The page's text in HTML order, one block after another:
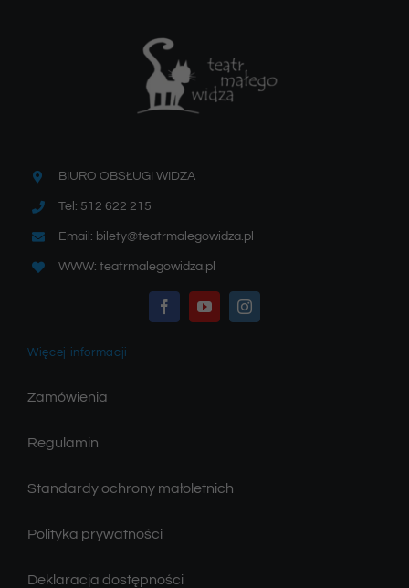
BIURO OBSŁUGI WIDZA
Tel: 512 622 215
Email: bilety@teatrmalegowidza.pl
WWW: teatrmalegowidza.pl
Więcej informacji
Zamówienia
Regulamin
Standardy ochrony małoletnich
Polityka prywatności
Deklaracja dostępności